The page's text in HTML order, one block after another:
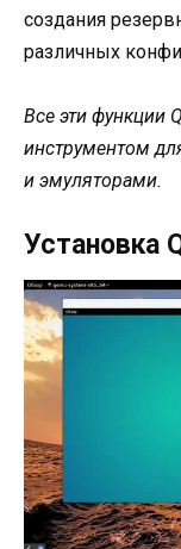
создания
различных
Все эти функции
инструментом
и эмуляторами.
Установка